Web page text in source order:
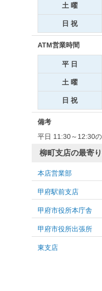
土 曜
日 祝
ATM営業時間
平 日
土 曜
日 祝
備考
平日 11:30～12:30
柳町支店の最寄
本店営業部
甲府駅前支店
甲府市役所本庁舎
甲府市役所出張所
東支店